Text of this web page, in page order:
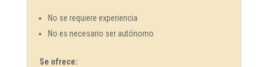
No se requiere experiencia
No es necesario ser autónomo
Se ofrece: